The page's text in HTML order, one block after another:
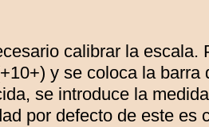
calibrar la escala.
y se coloca la barra
se introduce la
por defecto de este es